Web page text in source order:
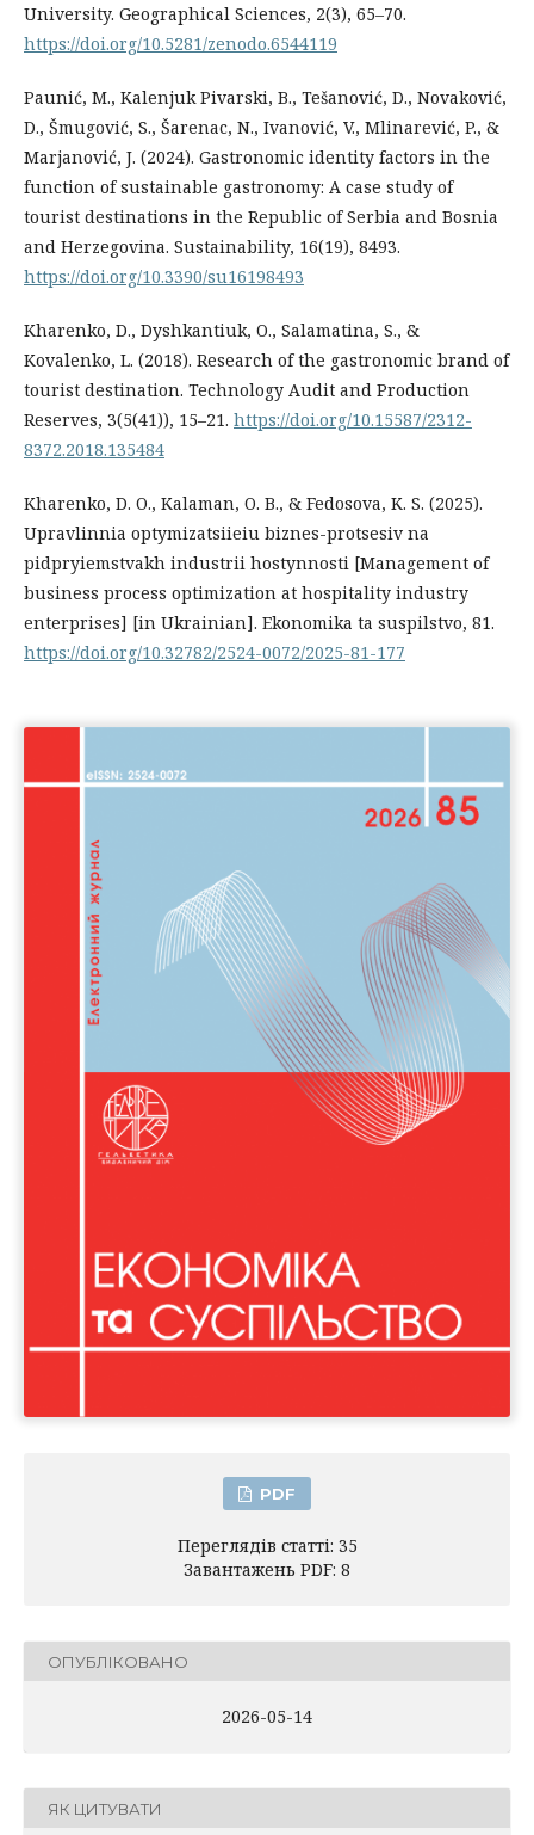
University. Geographical Sciences, 2(3), 65–70.
https://doi.org/10.5281/zenodo.6544119
Paunić, M., Kalenjuk Pivarski, B., Tešanović, D., Novaković,
D., Šmugović, S., Šarenac, N., Ivanović, V., Mlinarević, P., &
Marjanović, J. (2024). Gastronomic identity factors in the
function of sustainable gastronomy: A case study of
tourist destinations in the Republic of Serbia and Bosnia
and Herzegovina. Sustainability, 16(19), 8493.
https://doi.org/10.3390/su16198493
Kharenko, D., Dyshkantiuk, O., Salamatina, S., &
Kovalenko, L. (2018). Research of the gastronomic brand of
tourist destination. Technology Audit and Production
Reserves, 3(5(41)), 15–21. https://doi.org/10.15587/2312-
8372.2018.135484
Kharenko, D. O., Kalaman, O. B., & Fedosova, K. S. (2025).
Upravlinnia optymizatsiieiu biznes-protsesiv na
pidpryiemstvakh industrii hostynnosti [Management of
business process optimization at hospitality industry
enterprises] [in Ukrainian]. Ekonomika ta suspilstvo, 81.
https://doi.org/10.32782/2524-0072/2025-81-177
PDF
Переглядів статті: 35
Завантажень PDF: 8
ОПУБЛІКОВАНО
2026-05-14
ЯК ЦИТУВАТИ